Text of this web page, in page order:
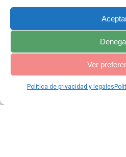
Ver
Política de privacidad y legales